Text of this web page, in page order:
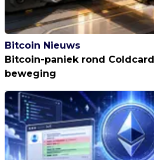
Bitcoin Nieuws
Bitcoin-paniek rond
beweging